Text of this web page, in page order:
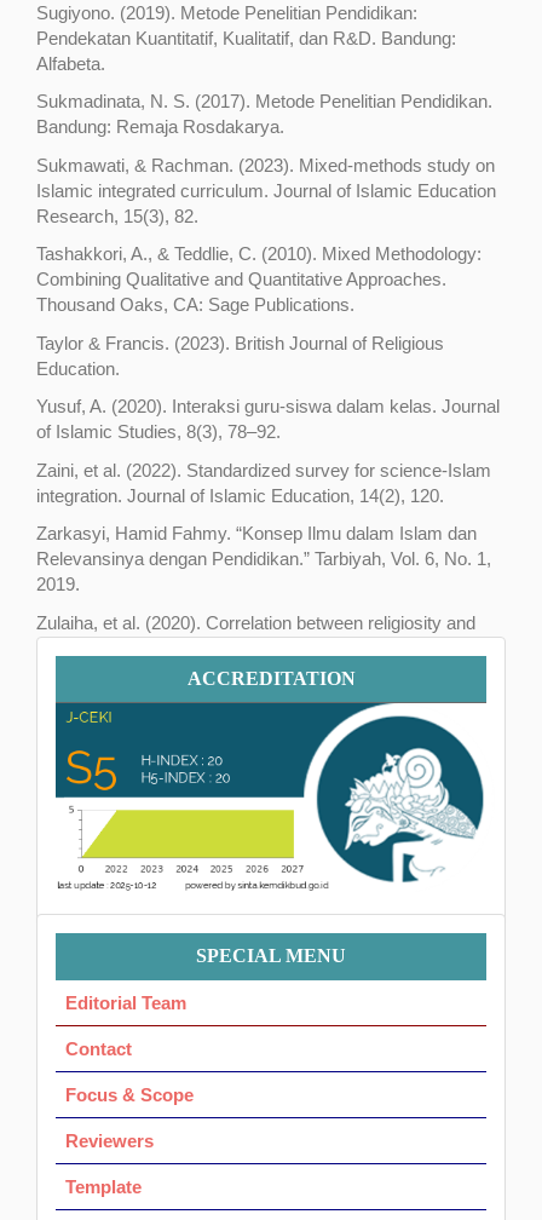
Sugiyono. (2019). Metode Penelitian Pendidikan:
Pendekatan Kuantitatif, Kualitatif, dan R&D. Bandung:
Alfabeta.
Sukmadinata, N. S. (2017). Metode Penelitian Pendidikan.
Bandung: Remaja Rosdakarya.
Sukmawati, & Rachman. (2023). Mixed-methods study on
Islamic integrated curriculum. Journal of Islamic Education
Research, 15(3), 82.
Tashakkori, A., & Teddlie, C. (2010). Mixed Methodology:
Combining Qualitative and Quantitative Approaches.
Thousand Oaks, CA: Sage Publications.
Taylor & Francis. (2023). British Journal of Religious
Education.
Yusuf, A. (2020). Interaksi guru-siswa dalam kelas. Journal
of Islamic Studies, 8(3), 78–92.
Zaini, et al. (2022). Standardized survey for science-Islam
integration. Journal of Islamic Education, 14(2), 120.
Zarkasyi, Hamid Fahmy. “Konsep Ilmu dalam Islam dan
Relevansinya dengan Pendidikan.” Tarbiyah, Vol. 6, No. 1,
2019.
Zulaiha, et al. (2020). Correlation between religiosity and
AccreditationACCREDITATION
Menu
Ok
SPECIAL MENU
Editorial Team
Contact
Focus & Scope
Reviewers
Template